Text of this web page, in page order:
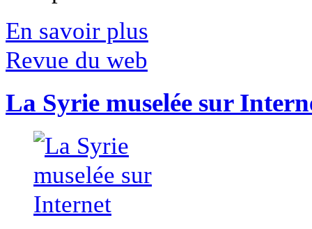
En savoir plus
Revue du web
La Syrie muselée sur